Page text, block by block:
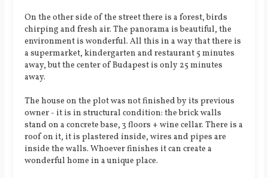
On the other side of the street there is a forest, birds
chirping and fresh air. The panorama is beautiful, the
environment is wonderful. All this in a way that there is
a supermarket, kindergarten and restaurant 5 minutes
away, but the center of Budapest is only 25 minutes
away.
The house on the plot was not finished by its previous
owner - it is in structural condition: the brick walls
stand on a concrete base, 3 floors + wine cellar. There is a
roof on it, it is plastered inside, wires and pipes are
inside the walls. Whoever finishes it can create a
wonderful home in a unique place.